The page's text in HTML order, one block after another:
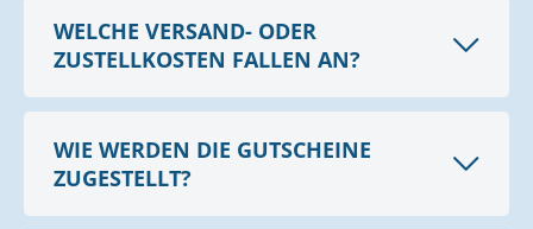
WELCHE VERSAND- ODER
ZUSTELLKOSTEN FALLEN AN?
WIE WERDEN DIE GUTSCHEINE
ZUGESTELLT?